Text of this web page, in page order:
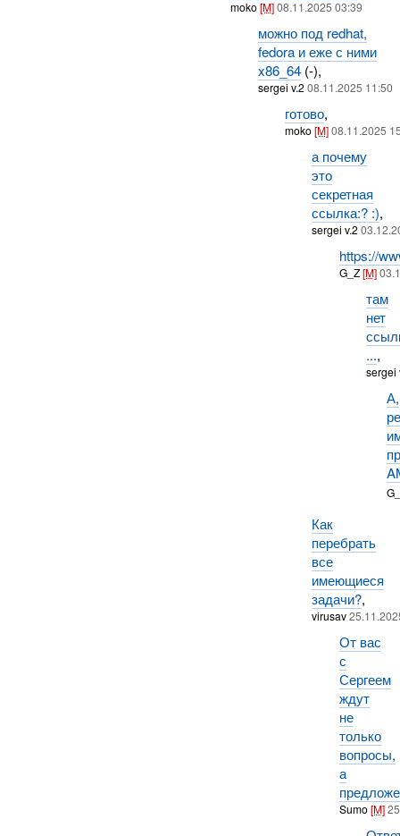
moko[M]08.11.2025 03:39
можно под redhat,
fedora и еже с ними
x86_64(-),
sergei v.208.11.2025 11:50
готово,
moko[M]08.11.2025
а почему
это
секретная
ссылка:? :),
sergei v.2
https://
G_Z[M]
там
нет
...,
sergei
А,
Как
перебрать
все
имеющиеся
задачи?,
virusav
От вас
с
Сергеем
ждут
не
только
вопросы,
а
Sumo[M]